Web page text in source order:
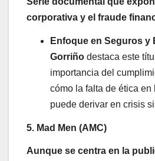
corporativa y el fraude
Enfoque en Seguros y
Gorriño destaca este
importancia del
cómo la falta de ética en
puede derivar en crisis
5. Mad Men (AMC)
Aunque se centra en la